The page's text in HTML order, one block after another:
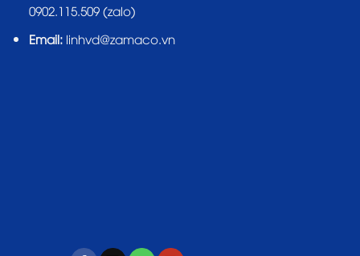
0902.115.509 (zalo)
Email:linhvd@zamaco.vn